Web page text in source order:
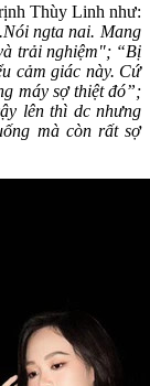
Thùy Linh như:
ngta nai. Mang
trải nghiệm"; “Bị
cảm giác này. Cứ
máy sợ thiệt đó”;
lên thì dc nhưng
mà còn rất sợ